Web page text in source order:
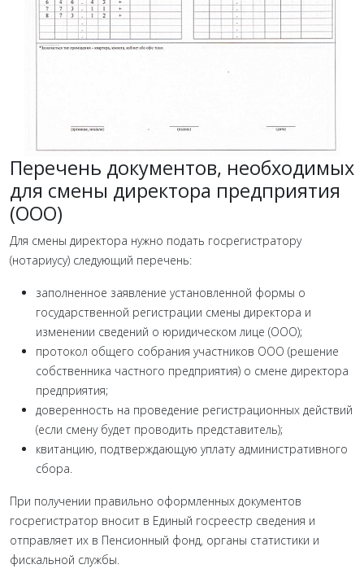
Перечень документов, необходимых
для смены директора предприятия
(ООО)
Для смены директора нужно подать госрегистратору
(нотариусу) следующий перечень:
заполненное заявление установленной формы о
государственной регистрации смены директора и
изменении сведений о юридическом лице (ООО);
протокол общего собрания участников ООО (решение
собственника частного предприятия) о смене директора
предприятия;
доверенность на проведение регистрационных действий
(если смену будет проводить представитель);
квитанцию, подтверждающую уплату административного
сбора.
При получении правильно оформленных документов
госрегистратор вносит в Единый госреестр сведения и
отправляет их в Пенсионный фонд, органы статистики и
фискальной службы.